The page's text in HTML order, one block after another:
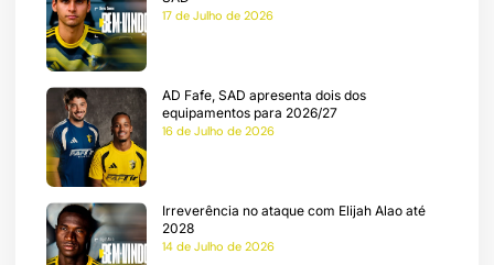
17 de Julho de 2026
AD Fafe, SAD apresenta dois dos
equipamentos para 2026/27
16 de Julho de 2026
Irreverência no ataque com Elijah Alao até
2028
14 de Julho de 2026